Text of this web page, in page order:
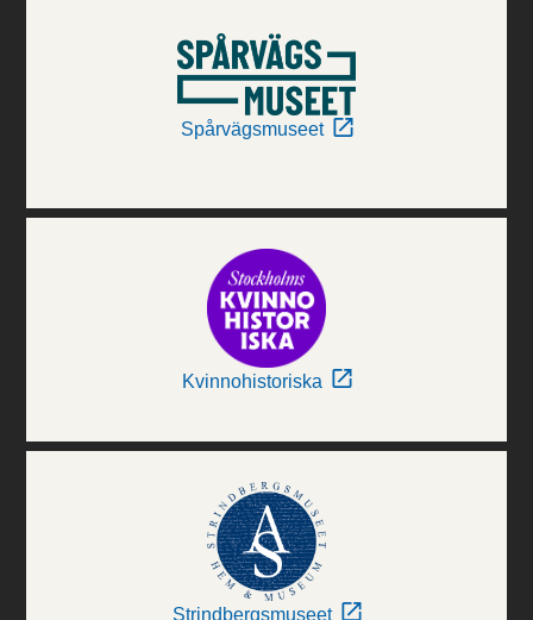
Spårvägsmuseet
Kvinnohistoriska
Strindbergsmuseet